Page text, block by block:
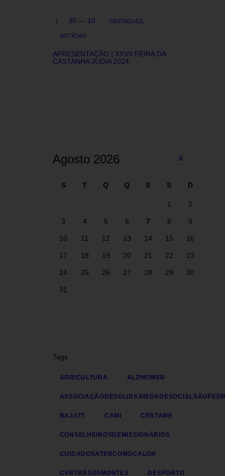
30 — 10 DESTAQUES,
NOTÍCIAS
APRESENTAÇÃO | XXVII FEIRA DA
CASTANHA JUDIA 2024
Agosto 2026
S T Q Q S S D
1 2
3 4 5 6 7 8 9
10 11 12 13 14 15 16
17 18 19 20 21 22 23
24 25 26 27 28 29 30
31
«
Ma
Tags
AGRICULTURA ALZHEIMER
BAJATT CAMI CERTAME
CONSELHEIROSDEMISSIONÁRIOS
CUIDADOSATERCOMOCALOR
CVRTRÁSOSMONTES DESPORTO